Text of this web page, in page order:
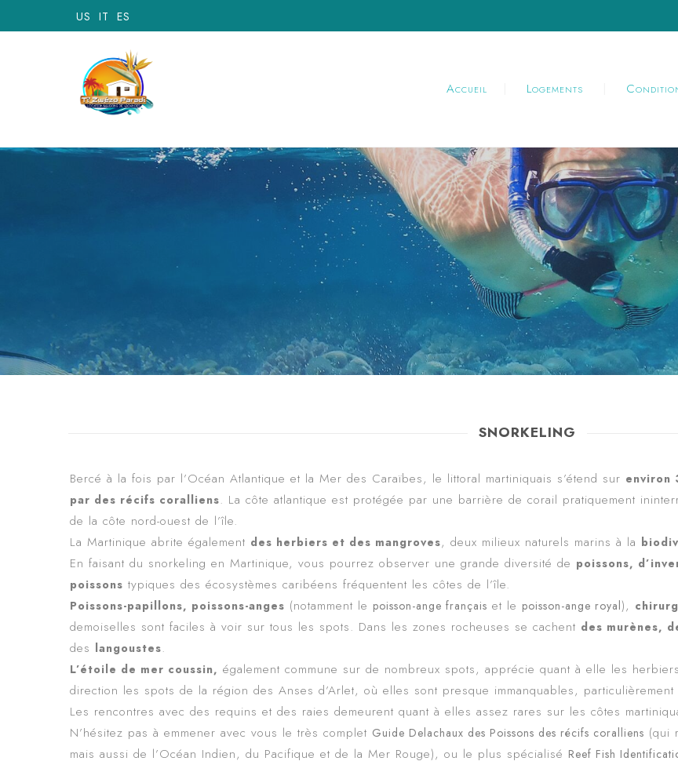
US IT ES
Accueil Logements
SNORKELING
Bercé à la fois par l’Océan Atlantique et la Mer des Caraïbes, le littoral martiniquais s’étend sur environ
par des récifs coralliens. La côte atlantique est protégée par une barrière de corail pratiquement
de la côte nord-ouest de l’île.
La Martinique abrite également des herbiers et des mangroves, deux milieux naturels marins à la
En faisant du snorkeling en Martinique, vous pourrez observer une grande diversité de poissons,
poissons typiques des écosystèmes caribéens fréquentent les côtes de l’île.
Poissons-papillons, poissons-anges (notamment le poisson-ange français et le poisson-ange royal),
demoiselles sont faciles à voir sur tous les spots. Dans les zones rocheuses se cachent des murènes,
des langoustes.
L’étoile de mer coussin, également commune sur de nombreux spots, apprécie quant à elle les
direction les spots de la région des Anses d’Arlet, où elles sont presque immanquables, particulièrement
Les rencontres avec des requins et des raies demeurent quant à elles assez rares sur les côtes
N’hésitez pas à emmener avec vous le très complet Guide Delachaux des Poissons des récifs coralliens (qui
mais aussi de l’Océan Indien, du Pacifique et de la Mer Rouge), ou le plus spécialisé Reef Fish